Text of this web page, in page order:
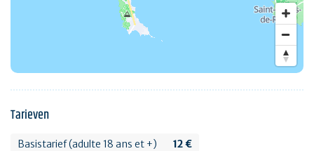
Tarieven
Basistarief (adulte 18 ans et +) 12 €